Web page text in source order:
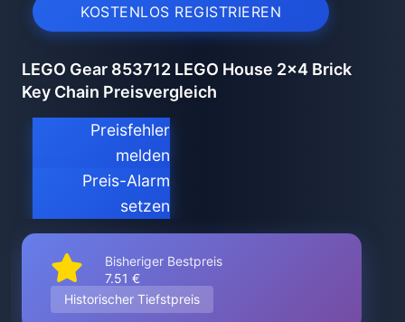
KOSTENLOS REGISTRIEREN
LEGO Gear 853712 LEGO House 2x4 Brick
Key Chain Preisvergleich
Preisfehler
melden
Preis-Alarm
setzen
Bisheriger Bestpreis
7.51 €
Historischer Tiefstpreis